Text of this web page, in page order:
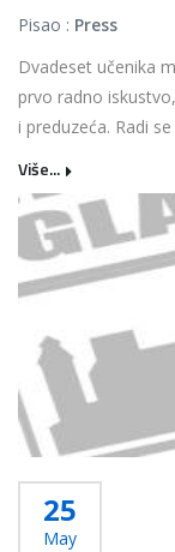
Pisao : Press
Dvadeset učenika
prvo radno
i preduzeća. Radi
Više...
25
May